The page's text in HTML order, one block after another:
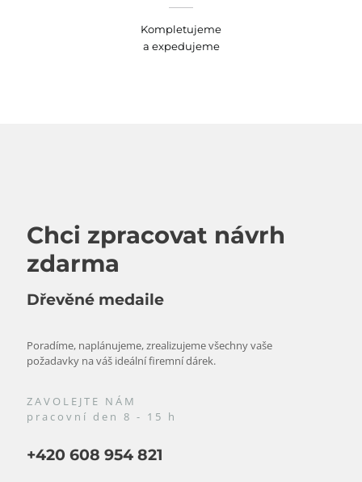
Kompletujeme
a expedujeme
Chci zpracovat návrh
zdarma
Dřevěné medaile
Poradíme, naplánujeme, zrealizujeme všechny vaše
požadavky na váš ideální firemní dárek.
ZAVOLEJTE NÁM
pracovní den 8 - 15 h
+420 608 954 821